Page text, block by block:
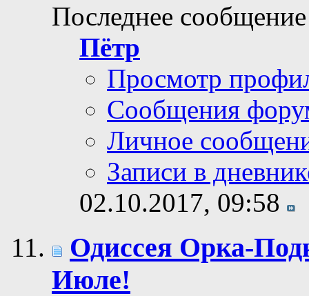
Последнее
Пётр
Просмотр
Сообщения
Личное
Записи в
02.10.2017, 09:58
Одиссея Орка-
Июле!